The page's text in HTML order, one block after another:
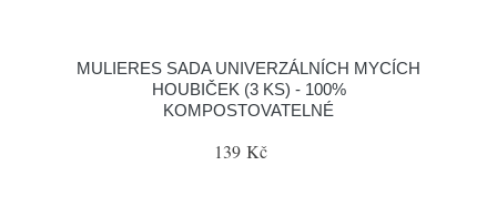
MULIERES SADA UNIVERZÁLNÍCH MYCÍCH
HOUBIČEK (3 KS) - 100%
KOMPOSTOVATELNÉ
139 Kč